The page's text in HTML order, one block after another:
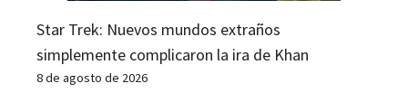
Star Trek: Nuevos mundos extraños
simplemente complicaron la ira de Khan
8 de agosto de 2026